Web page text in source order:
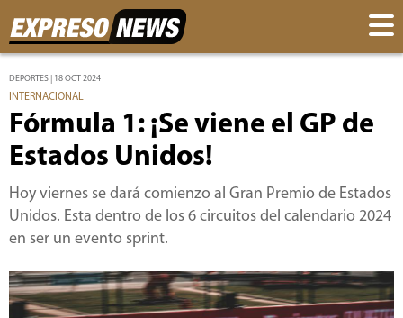
DEPORTES | 18 OCT 2024
INTERNACIONAL
Fórmula 1: ¡Se viene el GP de
Estados Unidos!
Hoy viernes se dará comienzo al Gran Premio de Estados
Unidos. Esta dentro de los 6 circuitos del calendario 2024
en ser un evento sprint.